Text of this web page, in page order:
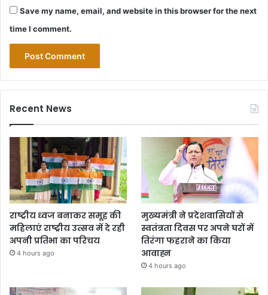
Save my name, email, and website in this browser for the next
time I comment.
Recent News
राष्ट्रीय ध्वज बनाकर समूह की
महिलाएं राष्ट्रीय उत्सव में दे रही
अपनी प्रतिभा का परिचय
4 hours ago
मुख्यमंत्री ने प्रदेशवासियों से
स्वतंत्रता दिवस पर अपने घरों में
तिरंगा फहराने का किया
आवाह्न
4 hours ago